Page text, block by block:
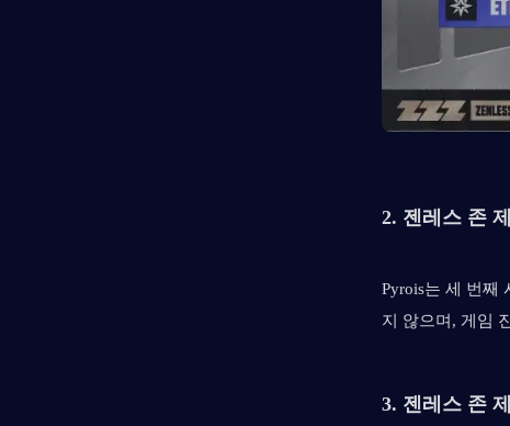
2. 젠레스 존
Pyrois는 세 번째
지 않으며, 게임
3. 젠레스 존